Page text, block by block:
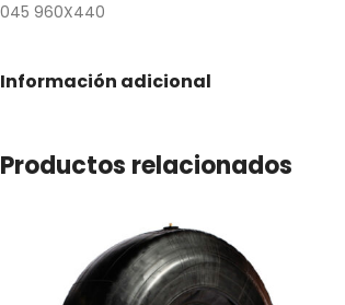
045 960X440
Información adicional
Productos relacionados